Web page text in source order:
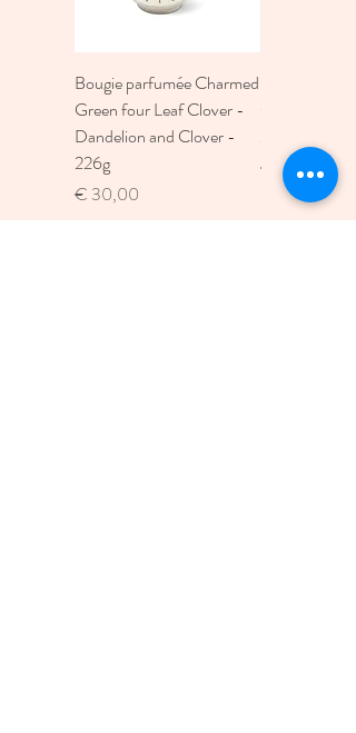
Bougie parfumée Charmed
Green four Leaf Clover -
Dandelion and Clover -
226g
Prijs
€ 30,00
Moon
Prijs
€ 30,00